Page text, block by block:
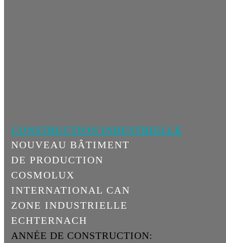
CONSTRUCTION INDUSTRIELLE
NOUVEAU BÂTIMENT
DE PRODUCTION
COSMOLUX
INTERNATIONAL CAN
ZONE INDUSTRIELLE
ECHTERNACH
ANNÉE DE CONSTRUCTION: